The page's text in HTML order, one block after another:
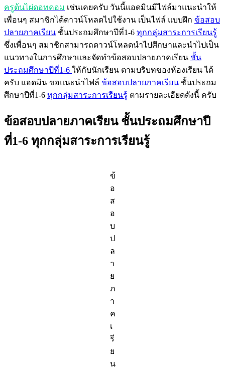
ครูต้นไผ่ดอทคอม เช่นเคยครับ วันนี้แอดมินมีไฟล์มาแนะนำให้
เพื่อนๆ สมาชิกได้ดาวน์โหลดไปใช้งาน เป็นไฟล์ แบบฝึก ข้อสอบ
ปลายภาคเรียน ชั้นประถมศึกษาปีที่1-6 ทุกกลุ่มสาระการเรียนรู้
ซึ่งเพื่อนๆ สมาชิกสามารถดาวน์โหลดนำไปศึกษาและนำไปเป็น
แนวทางในการศึกษาและจัดทำข้อสอบปลายภาคเรียน ชั้น
ประถมศึกษาปีที่1-6 ให้กับนักเรียน ตามบริบทของห้องเรียน ได้
ครับ แอดมิน ขอแนะนำไฟล์ ข้อสอบปลายภาคเรียน ชั้นประถม
ศึกษาปีที่1-6 ทุกกลุ่มสาระการเรียนรู้ ตามรายละเอียดดังนี้ ครับ
ข้อสอบปลายภาคเรียน ชั้นประถมศึกษาปี
ที่1-6 ทุกกลุ่มสาระการเรียนรู้
ข้
อ
ส
อ
บ
ป
ล
า
ย
ภ
า
ค
เ
รี
ย
น